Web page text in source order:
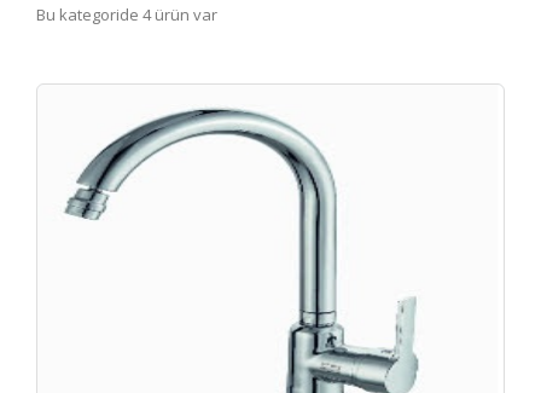
Bu kategoride 4 ürün var